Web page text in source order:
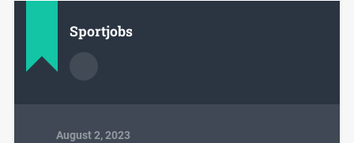
Sportjobs
August 2, 2023